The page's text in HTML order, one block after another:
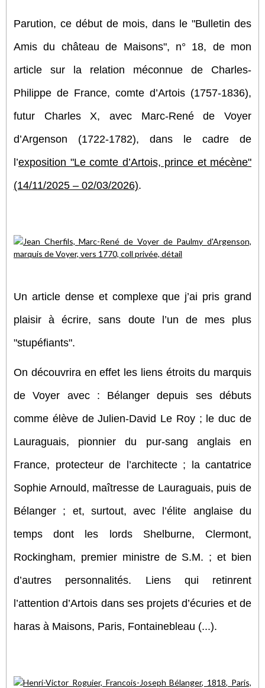
Parution, ce début de mois, dans le "Bulletin des
Amis du château de Maisons", n° 18, de mon
article sur la relation méconnue de Charles-
Philippe de France, comte d’Artois (1757-1836),
futur Charles X, avec Marc-René de Voyer
d’Argenson (1722-1782), dans le cadre de
l’exposition "Le comte d’Artois, prince et mécène"
(14/11/2025 – 02/03/2026).
Un article dense et complexe que j’ai pris grand
plaisir à écrire, sans doute l’un de mes plus
"stupéfiants".
On découvrira en effet les liens étroits du marquis
de Voyer avec : Bélanger depuis ses débuts
comme élève de Julien-David Le Roy ; le duc de
Lauraguais, pionnier du pur-sang anglais en
France, protecteur de l’architecte ; la cantatrice
Sophie Arnould, maîtresse de Lauraguais, puis de
Bélanger ; et, surtout, avec l’élite anglaise du
temps dont les lords Shelburne, Clermont,
Rockingham, premier ministre de S.M. ; et bien
d’autres personnalités. Liens qui retinrent
l’attention d’Artois dans ses projets d’écuries et de
haras à Maisons, Paris, Fontainebleau (...).